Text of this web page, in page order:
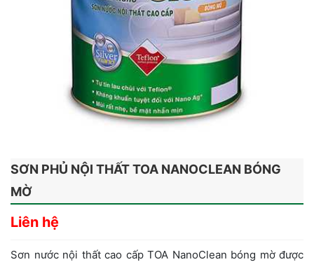
SƠN PHỦ NỘI THẤT TOA NANOCLEAN BÓNG
MỜ
Liên hệ
Sơn nước nội thất cao cấp TOA NanoClean bóng mờ được